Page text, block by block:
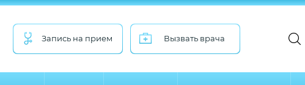
Запись на прием Вызвать врача